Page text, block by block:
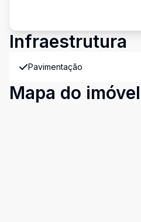
Infraestrutura
Pavimentação
Mapa do imóvel